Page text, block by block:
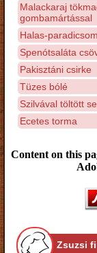
Malackaraj
gombamártással
Halas-
Spenótsaláta
Pakisztáni csirke
Tüzes bólé
Szilvával töltött
Ecetes torma
Content on this
Zsuzsi